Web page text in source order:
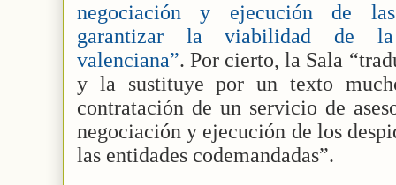
negociación y ejecución de las
garantizar la viabilidad de la
valenciana”. Por cierto, la Sala
y la sustituye por un texto
contratación de un servicio de
negociación y ejecución de los
las entidades codemandadas”.